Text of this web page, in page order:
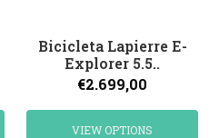
Bicicleta Lapierre E-
Explorer 5.5..
€2.699,00
VIEW OPTIONS